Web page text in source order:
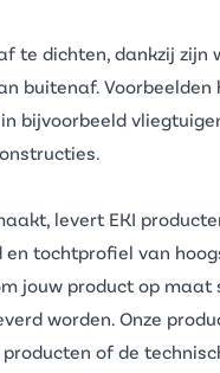
te dichten, dankzij
buitenaf.
bijvoorbeeld
levert EKI
en tochtprofiel van
jouw product op
worden. Onze
of de